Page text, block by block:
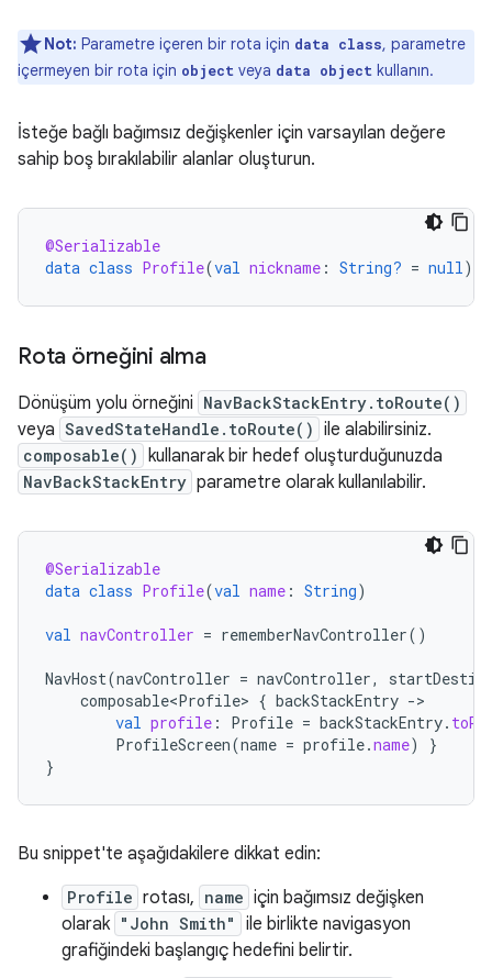
Not: Parametre içeren bir rota için data class, parametre
içermeyen bir rota için object veya data object kullanın.
İsteğe bağlı bağımsız değişkenler için varsayılan değere
sahip boş bırakılabilir alanlar oluşturun.
@Serializable
data class Profile(val nickname : String? = null)
Rota örneğini alma
Dönüşüm yolu örneğini NavBackStackEntry.toRoute()
veya SavedStateHandle.toRoute() ile alabilirsiniz.
composable() kullanarak bir hedef oluşturduğunuzda
NavBackStackEntry parametre olarak kullanılabilir.
@Serializable
data class Profile(val name : String)
val navController = rememberNavController()
NavHost(navController = navController,
composable<Profile> { backStackEntry -
val profile : Profile = backStackEntry.
ProfileScreen(name = profile.name)
}
}
Bu snippet'te aşağıdakilere dikkat edin:
Profile rotası, name için bağımsız değişken
olarak "John Smith"
ile birlikte navigasyon
grafiğindeki başlangıç hedefini belirtir.